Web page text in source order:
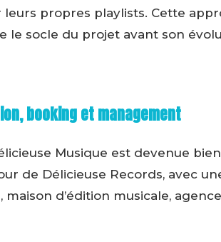
propres playlists. Cette
le socle du projet avant son
booking et management
Musique est devenue
de Délicieuse Records, avec
d’édition musicale,